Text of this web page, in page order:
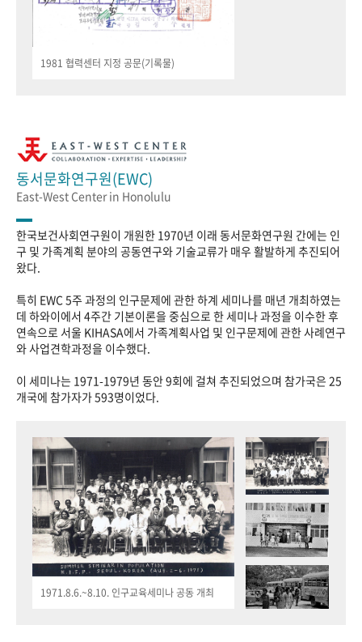
1981 협력센터 지정 공문(기록물)
동서문화연구원(EWC)
East-West Center in Honolulu
한국보건사회연구원이 개원한 1970년 이래 동서문화연구원 간에는 인
구 및 가족계획 분야의 공동연구와 기술교류가 매우 활발하게 추진되어
왔다.
특히 EWC 5주 과정의 인구문제에 관한 하계 세미나를 매년 개최하였는
데 하와이에서 4주간 기본이론을 중심으로 한 세미나 과정을 이수한 후
연속으로 서울 KIHASA에서 가족계획사업 및 인구문제에 관한 사례연구
와 사업견학과정을 이수했다.
이 세미나는 1971-1979년 동안 9회에 걸쳐 추진되었으며 참가국은 25
개국에 참가자가 593명이었다.
1971.8.6.~8.10. 인구교육세미나 공동 개최